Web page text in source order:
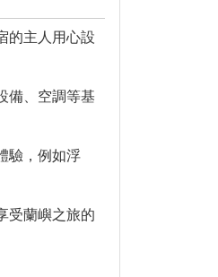
的主人用心設
備、空調等基
驗，例如浮
受蘭嶼之旅的